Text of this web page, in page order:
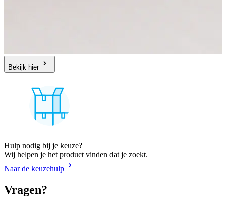
Bekijk hier
Hulp nodig bij je keuze?
Wij helpen je het product vinden dat je zoekt.
Naar de keuzehulp
Vragen?